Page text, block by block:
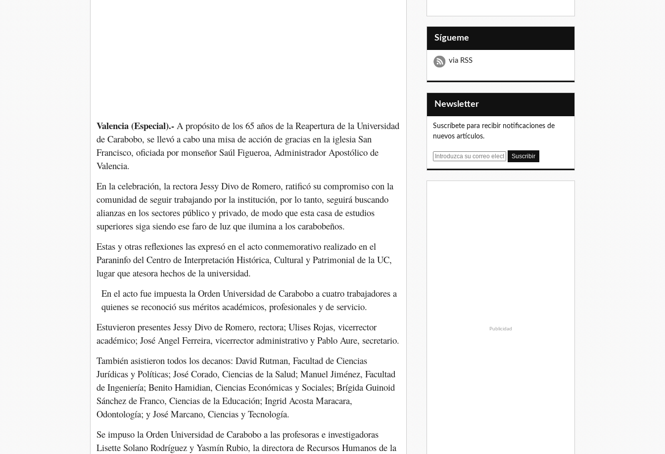
Valencia (Especial).- A propósito de los 65 años de la Reapertura de la Universidad
de Carabobo, se llevó a cabo una misa de acción de gracias en la iglesia San
Francisco, oficiada por monseñor Saúl Figueroa, Administrador Apostólico de
Valencia.
En la celebración, la rectora Jessy Divo de Romero, ratificó su compromiso con la
comunidad de seguir trabajando por la institución, por lo tanto, seguirá buscando
alianzas en los sectores público y privado, de modo que esta casa de estudios
superiores siga siendo ese faro de luz que ilumina a los carabobeños.
Estas y otras reflexiones las expresó en el acto conmemorativo realizado en el
Paraninfo del Centro de Interpretación Histórica, Cultural y Patrimonial de la UC,
lugar que atesora hechos de la universidad.
En el acto fue impuesta la Orden Universidad de Carabobo a cuatro trabajadores a
quienes se reconoció sus méritos académicos, profesionales y de servicio.
Estuvieron presentes Jessy Divo de Romero, rectora; Ulises Rojas, vicerrector
académico; José Angel Ferreira, vicerrector administrativo y Pablo Aure, secretario.
También asistieron todos los decanos: David Rutman, Facultad de Ciencias
Jurídicas y Políticas; José Corado, Ciencias de la Salud; Manuel Jiménez, Facultad
de Ingeniería; Benito Hamidian, Ciencias Económicas y Sociales; Brígida Guinoid
Sánchez de Franco, Ciencias de la Educación; Ingrid Acosta Maracara,
Odontología; y José Marcano, Ciencias y Tecnología.
Se impuso la Orden Universidad de Carabobo a las profesoras e investigadoras
Lisette Solano Rodríguez y Yasmín Rubio, la directora de Recursos Humanos de la
Sígueme
via RSS
Newsletter
Suscríbete para recibir notificaciones de
nuevos artículos.
E
Publicidad